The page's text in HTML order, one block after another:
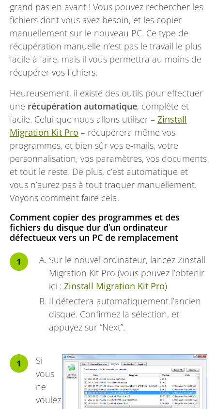
grand pas en avant ! Vous pouvez rechercher les
fichiers dont vous avez besoin, et les copier
manuellement sur le nouveau PC. Ce type de
récupération manuelle n’est pas le travail le plus
facile à faire, mais il vous permettra au moins de
récupérer vos fichiers.
Heureusement, il existe des outils pour effectuer
une récupération automatique, complète et
facile. Celui que nous allons utiliser – Zinstall
Migration Kit Pro – récupérera même vos
programmes, et bien sûr vos e-mails, votre
personnalisation, vos paramètres, vos documents
et tout le reste. De plus, c’est automatique et
vous n’aurez pas à tout traquer manuellement.
Voyons comment faire cela.
Comment copier des programmes et des
fichiers du disque dur d’un ordinateur
défectueux vers un PC de remplacement
Sur le nouvel ordinateur, lancez Zinstall
Migration Kit Pro (vous pouvez l’obtenir
ici : Zinstall Migration Kit Pro)
Il détectera automatiquement l’ancien
disque. Confirmez la sélection, et
appuyez sur “Next”.
Si
vous
ne
voulez